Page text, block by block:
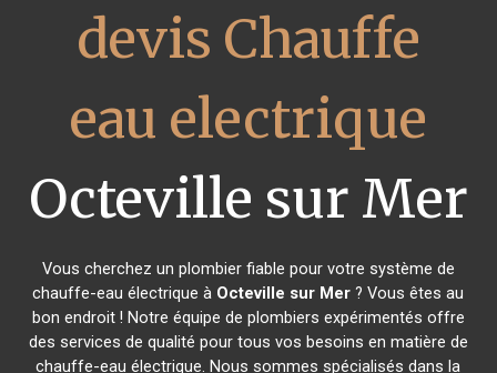
devis Chauffe
eau electrique
Octeville sur Mer
Vous cherchez un plombier fiable pour votre système de
chauffe-eau électrique à Octeville sur Mer ? Vous êtes au
bon endroit ! Notre équipe de plombiers expérimentés offre
des services de qualité pour tous vos besoins en matière de
chauffe-eau électrique. Nous sommes spécialisés dans la